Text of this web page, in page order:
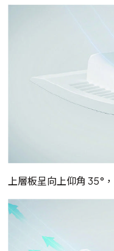
上層板呈向上仰角 35°